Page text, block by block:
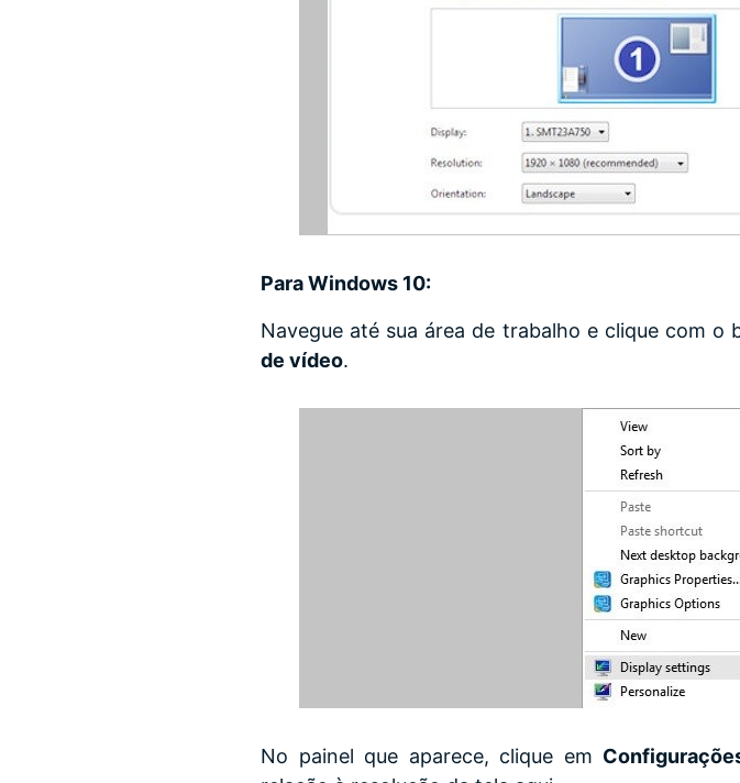
Para Windows 10:
Navegue até sua área de trabalho e clique com
de vídeo.
No painel que aparece, clique em